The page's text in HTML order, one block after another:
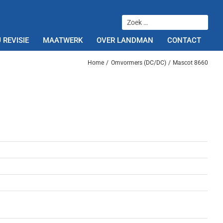
REVISIE MAATWERK OVER LANDMAN CONTACT
Home Omvormers (DC/DC) Mascot 8660